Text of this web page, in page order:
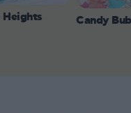
Candy